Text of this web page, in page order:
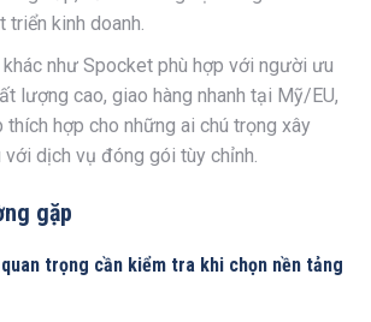
kinh doanh.
như Spocket phù hợp với người ưu
lượng cao, giao hàng nhanh tại Mỹ/EU,
hợp cho những ai chú trọng xây
dịch vụ đóng gói tùy chỉnh.
gặp
trọng cần kiểm tra khi chọn nền tảng